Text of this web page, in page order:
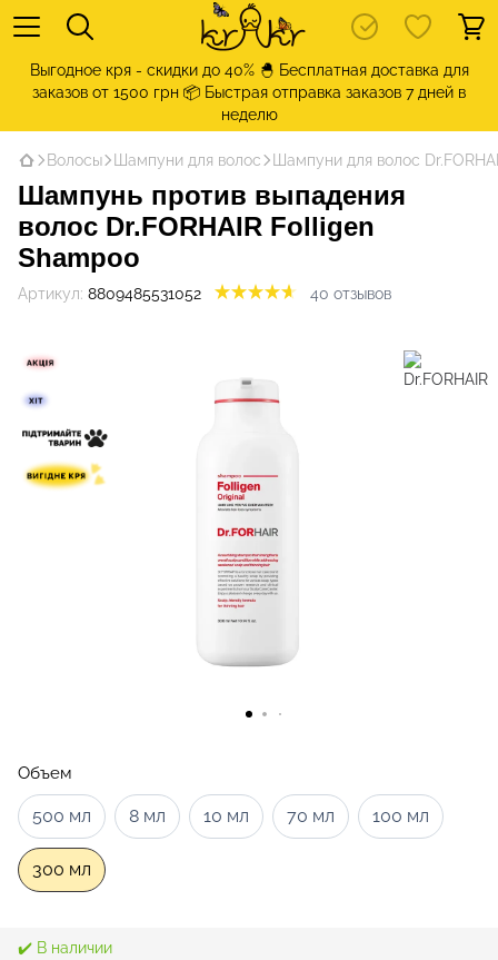
Выгодное кря - скидки до 40% 🐣 Бесплатная доставка для
заказов от 1500 грн 📦 Быстрая отправка заказов 7 дней в
неделю
Волосы Шампуни для волос Шампуни для волос
Шампунь против выпадения
волос Dr.FORHAIR Folligen
Shampoo
Артикул: 8809485531052 40 отзывов
Объем
500 мл 8 мл 10 мл 70 мл 100 мл
300 мл
✔️ В наличии